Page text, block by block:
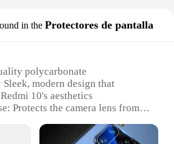
in the Protectores de pantalla
polycarbonate
modern design that
10's aesthetics
Protects the camera lens from
Property: Crystal-clear clarity and